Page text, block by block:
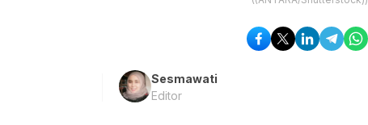
Sesmawati
Editor